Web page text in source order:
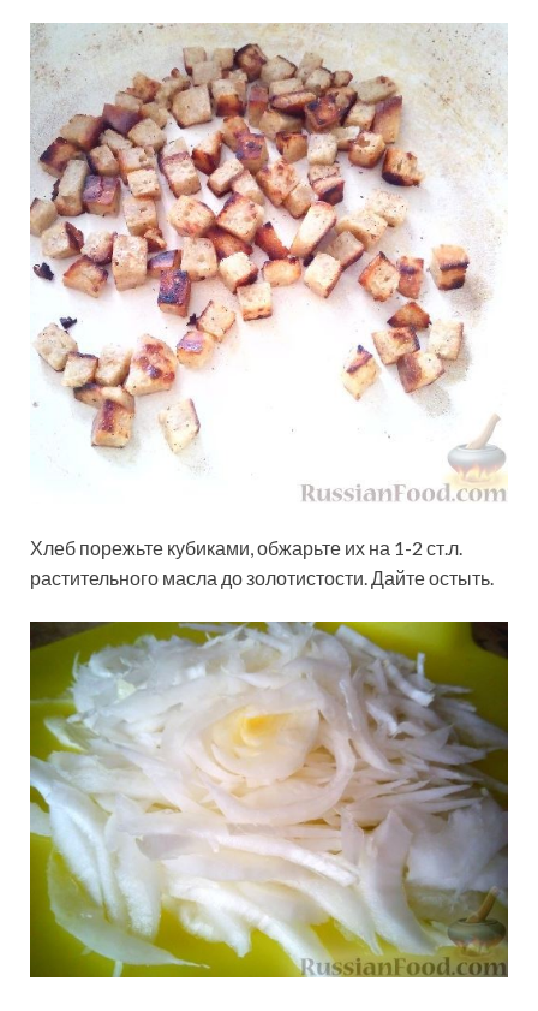
Хлеб порежьте кубиками, обжарьте их на 1-2 ст.л.
растительного масла до золотистости. Дайте остыть.